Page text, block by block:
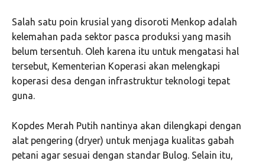
Salah satu poin krusial yang disoroti Menkop adalah
kelemahan pada sektor pasca produksi yang masih
belum tersentuh. Oleh karena itu untuk mengatasi hal
tersebut, Kementerian Koperasi akan melengkapi
koperasi desa dengan infrastruktur teknologi tepat
guna.
Kopdes Merah Putih nantinya akan dilengkapi dengan
alat pengering (dryer) untuk menjaga kualitas gabah
petani agar sesuai dengan standar Bulog. Selain itu,